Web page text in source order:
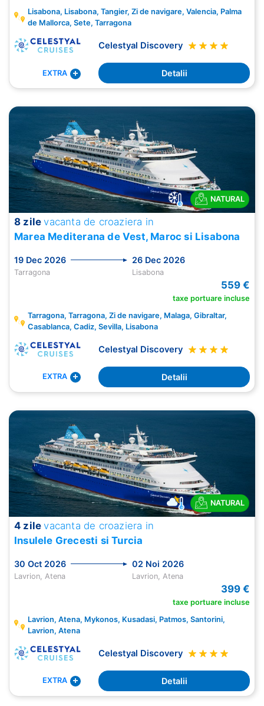
Lisabona, Lisabona, Tangier, Zi de navigare, Valencia, Palma
de Mallorca, Sete, Tarragona
Celestyal Discovery
EXTRA Detalii
NATURAL
8 zile vacanta de croaziera in
Marea Mediterana de Vest, Maroc si Lisabona
19 Dec 2026 26 Dec 2026
Tarragona Lisabona
559 €
taxe portuare incluse
Tarragona, Tarragona, Zi de navigare, Malaga, Gibraltar,
Casablanca, Cadiz, Sevilla, Lisabona
Celestyal Discovery
EXTRA Detalii
NATURAL
4 zile vacanta de croaziera in
Insulele Grecesti si Turcia
30 Oct 2026 02 Noi 2026
Lavrion, Atena Lavrion, Atena
399 €
taxe portuare incluse
Lavrion, Atena, Mykonos, Kusadasi, Patmos, Santorini,
Lavrion, Atena
Celestyal Discovery
EXTRA Detalii